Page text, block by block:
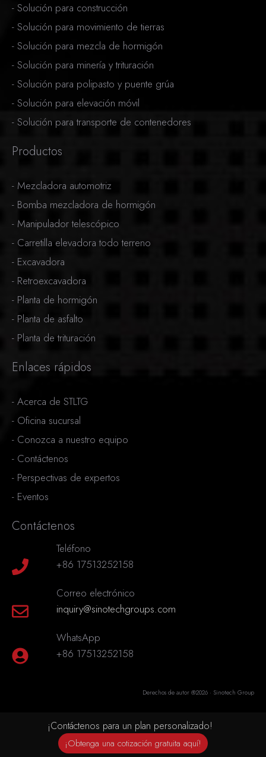
- Solución para construcción
- Solución para movimiento de tierras
- Solución para mezcla de hormigón
- Solución para minería y trituración
- Solución para polipasto y puente grúa
- Solución para elevación móvil
- Solución para transporte de contenedores
Productos
- Mezcladora automotriz
- Bomba mezcladora de hormigón
- Manipulador telescópico
- Carretilla elevadora todo terreno
- Excavadora
- Retroexcavadora
- Planta de hormigón
- Planta de asfalto
- Planta de trituración
Enlaces rápidos
- Acerca de STLTG
- Oficina sucursal
- Conozca a nuestro equipo
- Contáctenos
- Perspectivas de expertos
- Eventos
Contáctenos
Teléfono
+86 17513252158
Correo electrónico
inquiry@sinotechgroups.com
WhatsApp
+86 17513252158
Derechos de autor @2026 · Sinotech Group
¡Contáctenos para un plan personalizado!
¡Obtenga una cotización gratuita aquí!